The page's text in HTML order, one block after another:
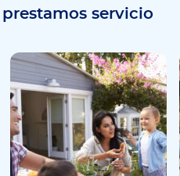
servicio